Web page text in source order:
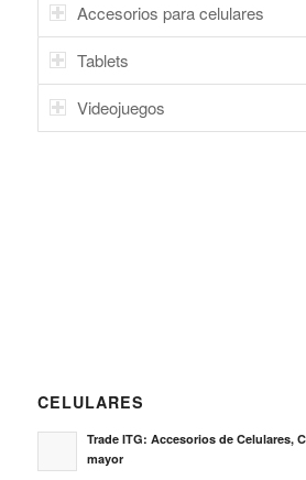
Accesorios para celulares
Tablets
Videojuegos
CELULARES
Trade ITG: Accesorios de Celulares,
mayor